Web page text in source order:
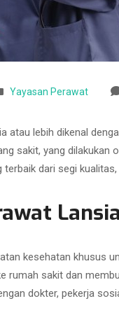
Yayasan Perawat
atau lebih dikenal
sakit, yang
terbaik dari segi
kesehatan khusus
rumah sakit dan
dokter, pekerja